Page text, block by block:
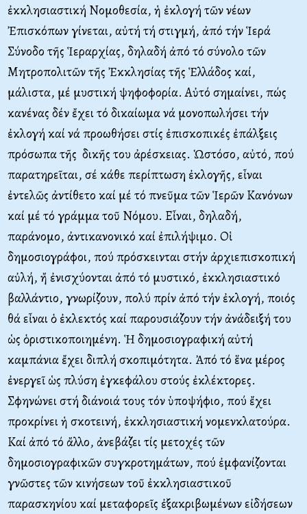
ἐκκλησιαστική Νομοθεσία, ἡ ἐκλογή τῶν νέων
Ἐπισκόπων γίνεται, αὐτή τή στιγμή, ἀπό τήν Ἱερά
Σύνοδο τῆς Ἱεραρχίας, δηλαδή ἀπό τό σύνολο τῶν
Μητροπολιτῶν τῆς Ἐκκλησίας τῆς Ἑλλάδος καί,
μάλιστα, μέ μυστική ψηφοφορία. Αὐτό σημαίνει, πώς
κανένας δέν ἔχει τό δικαίωμα νά μονοπωλήσει τήν
ἐκλογή καί νά προωθήσει στίς ἐπισκοπικές ἐπάλξεις
πρόσωπα τῆς δικῆς του ἀρέσκειας. Ὡστόσο, αὐτό, πού
παρατηρεῖται, σέ κάθε περίπτωση ἐκλογῆς, εἶναι
ἐντελῶς ἀντίθετο καί μέ τό πνεῦμα τῶν Ἱερῶν Κανόνων
καί μέ τό γράμμα τοῦ Νόμου. Εἶναι, δηλαδή,
παράνομο, ἀντικανονικό καί ἐπιλήψιμο. Οἱ
δημοσιογράφοι, πού πρόσκεινται στήν ἀρχιεπισκοπική
αὐλή, ἤ ἐνισχύονται ἀπό τό μυστικό, ἐκκλησιαστικό
βαλλάντιο, γνωρίζουν, πολύ πρίν ἀπό τήν ἐκλογή, ποιός
θά εἶναι ὁ ἐκλεκτός καί παρουσιάζουν τήν ἀνάδειξή του
ὡς ὁριστικοποιημένη. Ἡ δημοσιογραφική αὐτή
καμπάνια ἔχει διπλή σκοπιμότητα. Ἀπό τό ἕνα μέρος
ἐνεργεῖ ὡς πλύση ἐγκεφάλου στούς ἐκλέκτορες.
Σφηνώνει στή διάνοιά τους τόν ὑποψήφιο, πού ἔχει
προκρίνει ἡ σκοτεινή, ἐκκλησιαστική νομενκλατούρα.
Καί ἀπό τό ἄλλο, ἀνεβάζει τίς μετοχές τῶν
δημοσιογραφικῶν συγκροτημάτων, πού ἐμφανίζονται
γνῶστες τῶν κινήσεων τοῦ ἐκκλησιαστικοῦ
παρασκηνίου καί μεταφορεῖς ἐξακριβωμένων εἰδήσεων